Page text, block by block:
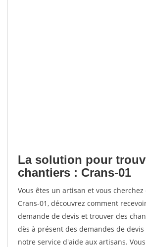
La solution pour
chantiers : Crans-01
Vous êtes un artisan et vous
Crans-01, découvrez comment
demande de devis et trouver des
dès à présent des demandes de
notre service d'aide aux artisans.